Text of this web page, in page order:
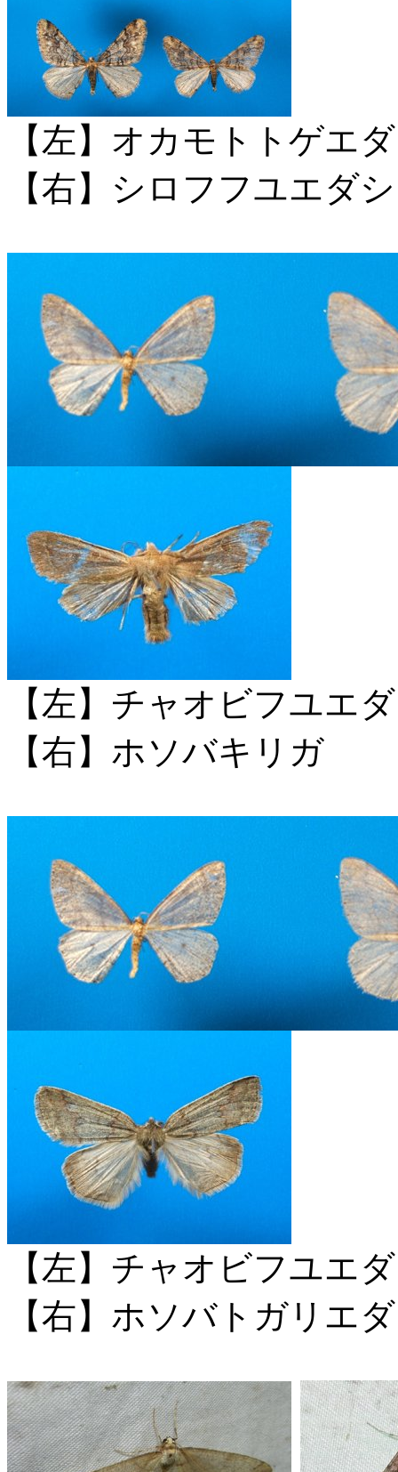
【左】オカモトトゲエ
【右】シロフフユエダ
【左】チャオビフユエ
【右】ホソバキリガ
【左】チャオビフユエ
【右】ホソバトガリエ